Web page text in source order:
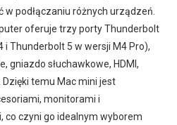
podłączaniu różnych urządzeń.
oferuje trzy porty Thunderbolt
Thunderbolt 5 w wersji M4 Pro),
gniazdo słuchawkowe, HDMI,
temu Mac mini jest
monitorami i
czyni go idealnym wyborem